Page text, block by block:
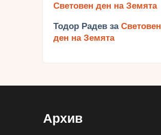
Световен ден на Земята
Тодор Радев за Световен
ден на Земята
Архив